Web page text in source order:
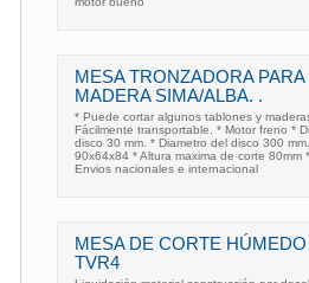
MESA TRONZADORA PARA
MADERA SIMA/ALBA. .
* Puede cortar algunos tablones y
Fácilmente transportable. * Motor freno *
disco 30 mm. * Diametro del disco 300
90x64x84 * Altura maxima de corte 80mm
Envios nacionales e internacional
MESA DE CORTE HÚMEDO
TVR4